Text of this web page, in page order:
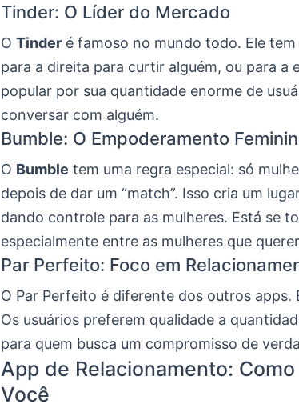
Tinder: O Líder do Mercado
O Tinder é famoso no mundo todo. Ele
para a direita para curtir alguém, ou para a
popular por sua quantidade enorme de
conversar com alguém.
Bumble: O Empoderamento
O Bumble tem uma regra especial: só
depois de dar um “match”. Isso cria um
dando controle para as mulheres. Está se
especialmente entre as mulheres que
Par Perfeito: Foco em
O Par Perfeito é diferente dos outros apps.
Os usuários preferem qualidade a
para quem busca um compromisso de
App de Relacionamento:
Você